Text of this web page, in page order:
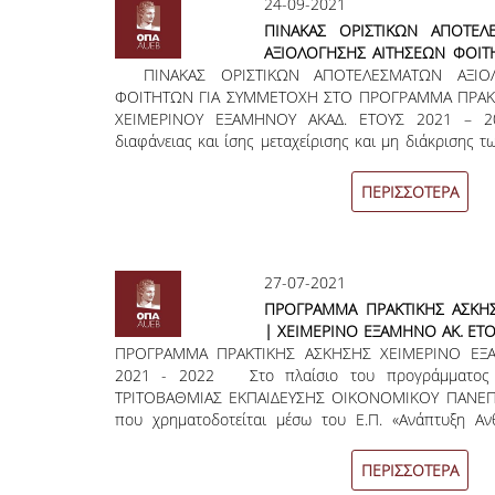
ΠΙΝΑΚΑΣ ΟΡΙΣΤΙΚΩΝ
ΑΞΙΟΛΟΓΗΣΗΣ ΑΙΤΗΣΕΩΝ
ΣΥΜΜΕΤΟΧΗ ΣΤΟ
ΠΡΑΚΤΙΚΗΣ ΑΣΚΗΣΗΣ ΟΠΑ
ΕΞΑΜΗΝΟΥ ΑΚΑΔ. ΕΤΟΥΣ 2021 –
ΠΙΝΑΚΑΣ ΟΡΙΣΤΙΚΩΝ ΑΠΟΤΕΛΕΣΜΑΤΩΝ
ΦΟΙΤΗΤΩΝ ΓΙΑ ΣΥΜΜΕΤΟΧΗ ΣΤΟ ΠΡΟΓΡΑΜΜΑ
ΧΕΙΜΕΡΙΝΟΥ ΕΞΑΜΗΝΟΥ ΑΚΑΔ. ΕΤΟΥΣ 2021 –
διαφάνειας και ίσης μεταχείρισης και μη διάκρισης
αναρτώνται τα οριστικά αποτελέσματα
συμμετοχής φοιτητών στο «Πρόγραμμα
Πρακτικής Άσκησης ΟΠΑ για οποιονδήποτε λόγο, θα
υπογεγραμμένη την
ΠΕΡΙΣΣΟΤΕΡΑ
27-07-2021
ΠΡΟΓΡΑΜΜΑ ΠΡΑΚΤΙΚΗΣ
| ΧΕΙΜΕΡΙΝΟ ΕΞΑΜΗΝΟ ΑΚ.
2022
ΠΡΟΓΡΑΜΜΑ ΠΡΑΚΤΙΚΗΣ ΑΣΚΗΣΗΣ ΧΕΙΜΕΡΙΝΟ
2021 - 2022 Στο πλαίσιο του προγράμματος
ΤΡΙΤΟΒΑΘΜΙΑΣ ΕΚΠΑΙΔΕΥΣΗΣ ΟΙΚΟΝΟΜΙΚΟΥ
που χρηματοδοτείται μέσω του Ε.Π. «Ανάπτυξη
Επιχειρηματικότητα και Καινοτομία 2014 – 2020»
από την Ευρωπαϊκή Ένωση (Ευρωπαϊκό Κοινωνικό
ΠΕΡΙΣΣΟΤΕΡΑ